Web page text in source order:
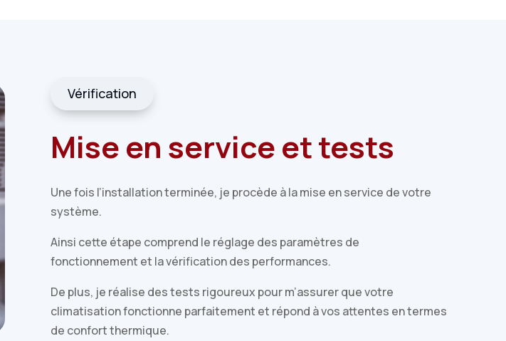
Vérification
Mise en service et tests
Une fois l’installation terminée, je procède à la mise en service de votre
système.
Ainsi cette étape comprend le réglage des paramètres de
fonctionnement et la vérification des performances.
De plus, je réalise des tests rigoureux pour m’assurer que votre
climatisation fonctionne parfaitement et répond à vos attentes en termes
de confort thermique.